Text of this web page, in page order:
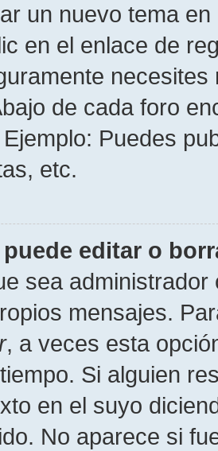
un nuevo tema
en el enlace de
de cada foro
Puedes
etc.
editar o
sea
mensajes.
, a veces esta
Si alguien
en el suyo
No aparece si